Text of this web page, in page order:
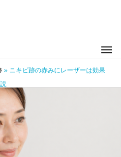
» ニキビ跡の赤みにレーザーは効果